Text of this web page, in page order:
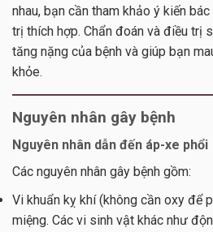
nhau, bạn cần tham khảo ý kiến
trị thích hợp. Chẩn đoán và điều trị
tăng nặng của bệnh và giúp bạn
khỏe.
Nguyên nhân gây bệnh
Nguyên nhân dẫn đến áp-xe phổi
Các nguyên nhân gây bệnh gồm:
Vi khuẩn kỵ khí (không cần oxy để
miệng. Các vi sinh vật khác như